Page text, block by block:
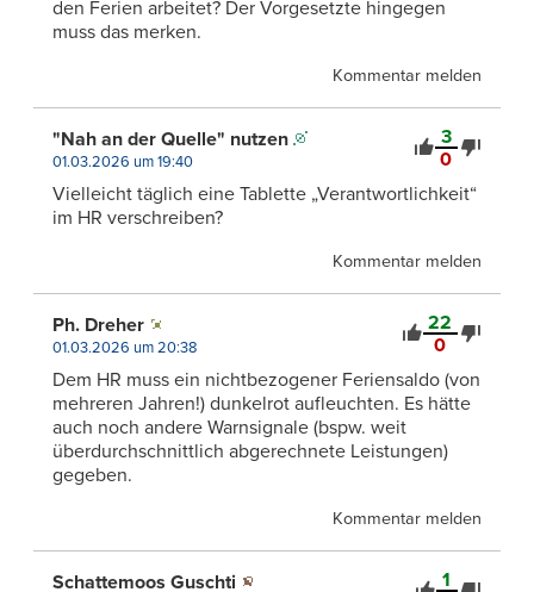
den Ferien arbeitet? Der Vorgesetzte hingegen
muss das merken.
Kommentar melden
3
0
"Nah an der Quelle" nutzen
01.03.2026 um 19:40
Vielleicht täglich eine Tablette „Verantwortlichkeit“
im HR verschreiben?
Kommentar melden
22
0
Ph. Dreher
01.03.2026 um 20:38
Dem HR muss ein nichtbezogener Feriensaldo (von
mehreren Jahren!) dunkelrot aufleuchten. Es hätte
auch noch andere Warnsignale (bspw. weit
überdurchschnittlich abgerechnete Leistungen)
gegeben.
Kommentar melden
1
Schattemoos Guschti